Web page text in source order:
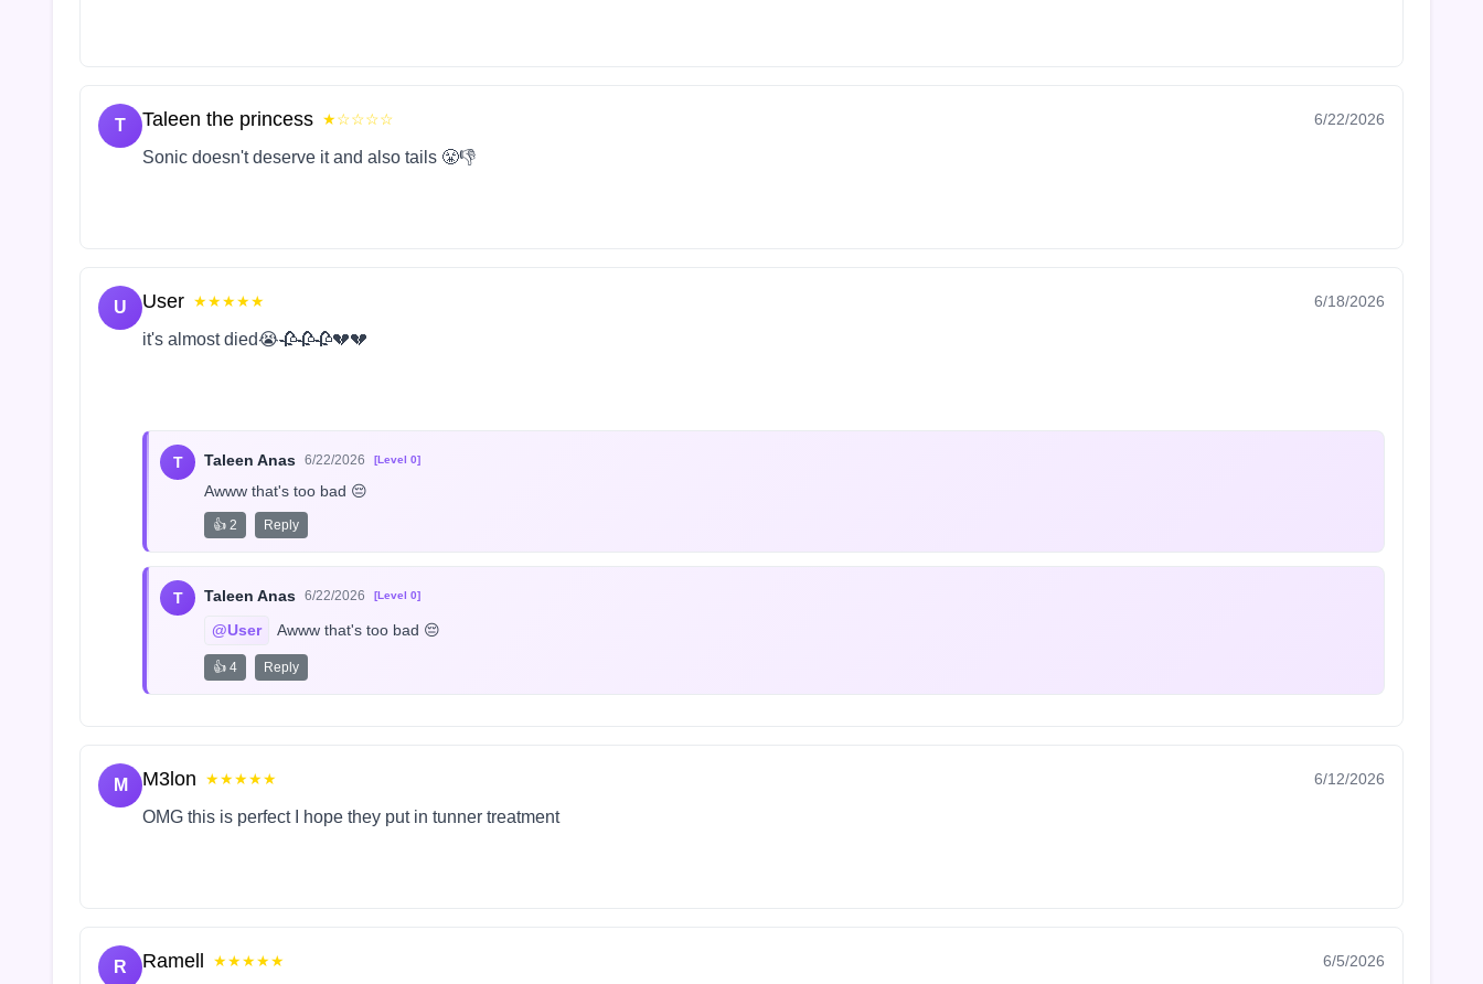
T Taleen the princess ★☆☆☆☆ 6/22/2026
Sonic doesn't deserve it and also tails 😤👎
U User ★★★★★ 6/18/2026
it's almost died😭🥀🥀🥀💔💔
T Taleen Anas 6/22/2026 [Level 0]
Awww that's too bad 😔
👍 2 Reply
T Taleen Anas 6/22/2026 [Level 0]
@User Awww that's too bad 😔
👍 4 Reply
M M3lon ★★★★★ 6/12/2026
OMG this is perfect I hope they put in tunner treatment
R Ramell ★★★★★ 6/5/2026